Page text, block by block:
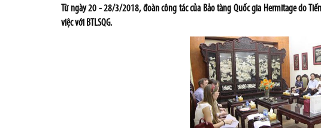
Từ ngày 20 - 28/3/2018, đoàn công tác của Bảo tàng Quốc gia Hermitage do
việc với BTLSQG.